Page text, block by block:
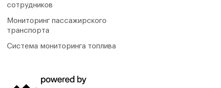
сотрудников
Мониторинг пассажирского
транспорта
Система мониторинга топлива